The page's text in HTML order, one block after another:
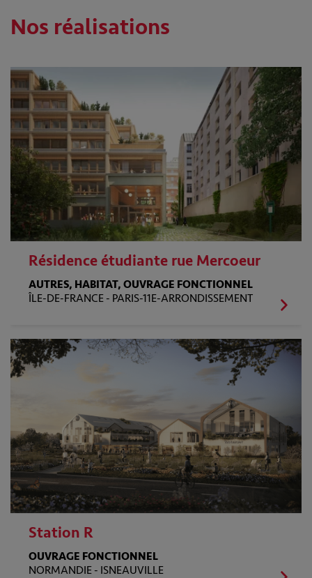
Nos réalisations
Résidence étudiante rue Mercoeur
AUTRES, HABITAT, OUVRAGE FONCTIONNEL
ÎLE-DE-FRANCE - PARIS-11E-ARRONDISSEMENT
Station R
OUVRAGE FONCTIONNEL
NORMANDIE - ISNEAUVILLE